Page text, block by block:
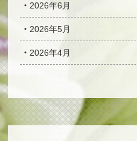
2026年6月
2026年5月
2026年4月